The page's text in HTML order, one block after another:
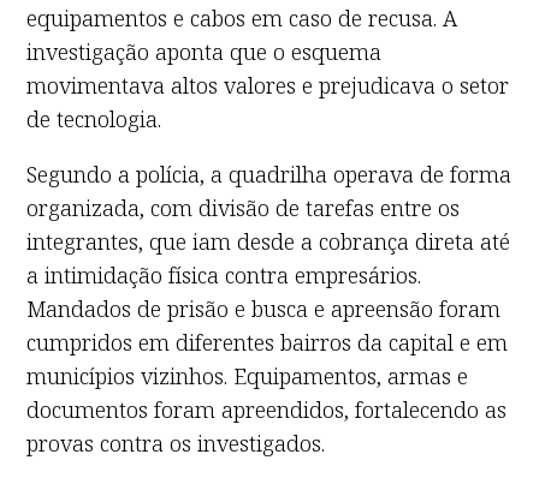
equipamentos e cabos em caso de recusa. A
investigação aponta que o esquema
movimentava altos valores e prejudicava o setor
de tecnologia.
Segundo a polícia, a quadrilha operava de forma
organizada, com divisão de tarefas entre os
integrantes, que iam desde a cobrança direta até
a intimidação física contra empresários.
Mandados de prisão e busca e apreensão foram
cumpridos em diferentes bairros da capital e em
municípios vizinhos. Equipamentos, armas e
documentos foram apreendidos, fortalecendo as
provas contra os investigados.